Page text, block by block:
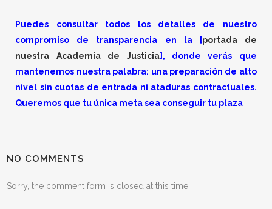
Puedes consultar todos los detalles de nuestro
compromiso de transparencia en la [portada de
nuestra Academia de Justicia], donde verás que
mantenemos nuestra palabra: una preparación de alto
nivel sin cuotas de entrada ni ataduras contractuales.
Queremos que tu única meta sea conseguir tu plaza
NO COMMENTS
Sorry, the comment form is closed at this time.